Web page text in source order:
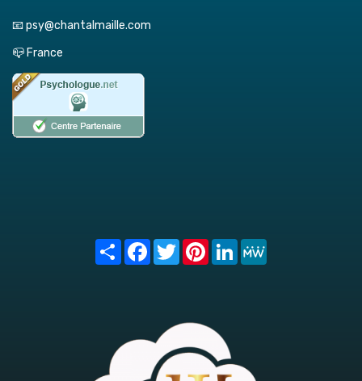
📧 psy@chantalmaille.com
📪 France
Share FacebookTwitterPinterest
LinkedIn